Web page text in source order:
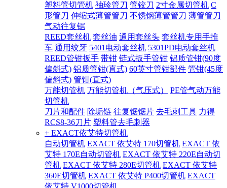
塑料管切管机 袖珍管刀 管铰刀 2寸金属切管机 C
形管刀 伸缩式薄管管刀 不锈钢薄管管刀 薄管管刀
气动往复锯
REED套丝机 套丝油 通用套丝头 套丝机专用手推
车 通用绞牙 5401电动套丝机 5301PD电动套丝机
REED管钳扳手 带钳 链式扳手管钳 铝质管钳(90度
偏斜式) 铝质管钳(直式) 60英寸管钳部件 管钳(45度
偏斜式) 管钳(直式)
万能切管机 万能切管机（气压式）
PE管气动万能
切管机
刀片和配件 除垢链 往复锯锯片 去毛刺工具 力得
RCS8-36刀片 塑料管去毛刺器
+ EXACT依艾特切管机
自动切管机 EXACT 依艾特 170切管机 EXACT 依
艾特 170E自动切管机 EXACT 依艾特 220E自动切
管机 EXACT 依艾特 280E切管机 EXACT 依艾特
360E切管机 EXACT 依艾特 P400切管机 EXACT
依艾特 V1000切管机